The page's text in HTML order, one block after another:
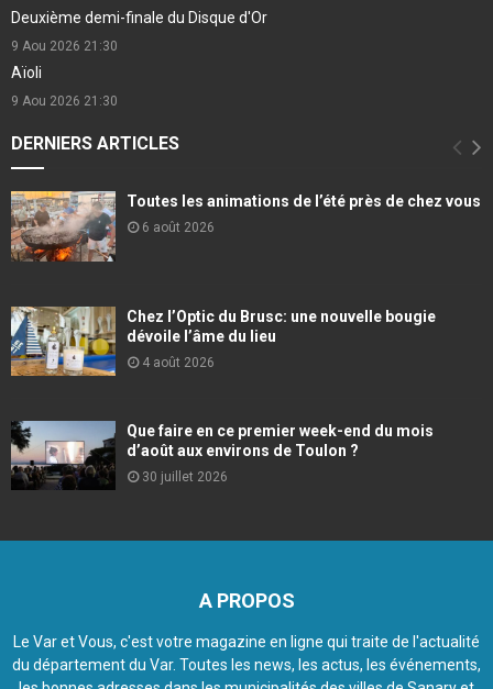
Deuxième demi-finale du Disque d'Or
9 Aou 2026 21:30
Aïoli
9 Aou 2026 21:30
DERNIERS ARTICLES
Toutes les animations de l’été près de chez vous
6 août 2026
Chez l’Optic du Brusc: une nouvelle bougie
dévoile l’âme du lieu
4 août 2026
Que faire en ce premier week-end du mois
d’août aux environs de Toulon ?
30 juillet 2026
A PROPOS
Le Var et Vous, c'est votre magazine en ligne qui traite de l'actualité
du département du Var. Toutes les news, les actus, les événements,